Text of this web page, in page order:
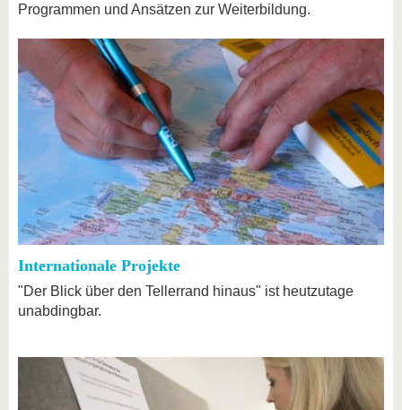
Programmen und Ansätzen zur Weiterbildung.
Internationale Projekte
"Der Blick über den Tellerrand hinaus" ist heutzutage
unabdingbar.